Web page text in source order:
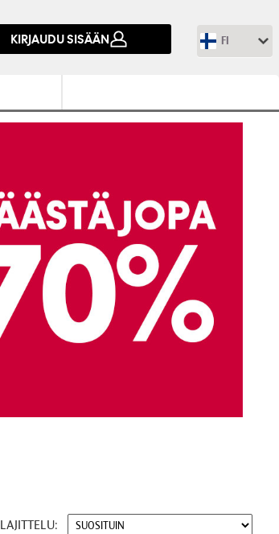
KIRJAUDU SISÄÄN FI
LAJITTELU: